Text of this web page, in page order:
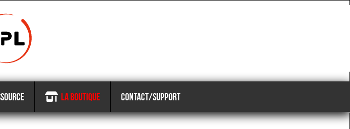
LA BOUTIQUE CONTACT/SUPPORT